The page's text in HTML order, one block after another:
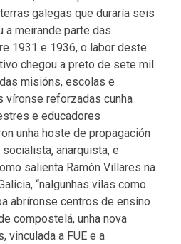
galegas que duraría seis
a meirande parte das
1931 e 1936, o labor deste
chegou a preto de sete mil
misións, escolas e
víronse reforzadas cunha
e educadores
unha hoste de propagación
anarquista, e
salienta Ramón Villares na
“nalgunhas vilas como
abríronse centros de ensino
compostelá, unha nova
vinculada a FUE e a